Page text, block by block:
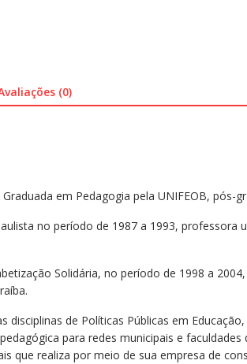
(0)
em Pedagogia pela UNIFEOB,
no período de 1987 a 1993, professora
Solidária, no período de 1998 a
de Políticas Públicas em
para redes municipais e
que realiza por meio de sua empresa de